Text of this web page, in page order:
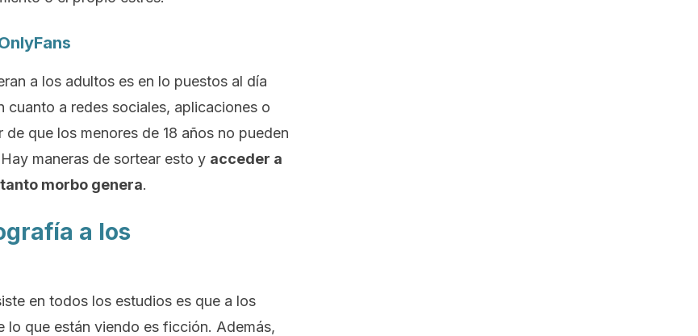
a los adultos es en lo puestos al día
cuanto a redes sociales, aplicaciones o
que los menores de 18 años no pueden
maneras de sortear esto y acceder a
morbo genera.
a los
en todos los estudios es que a los
lo que están viendo es ficción. Además,